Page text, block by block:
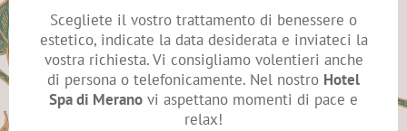
Scegliete il vostro trattamento di benessere o
estetico, indicate la data desiderata e inviateci la
vostra richiesta. Vi consigliamo volentieri anche
di persona o telefonicamente. Nel nostro Hotel
Spa di Merano vi aspettano momenti di pace e
relax!